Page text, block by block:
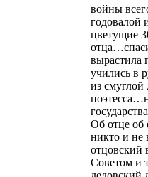
войны
годовалой
цветущие
вырастила
учились в
из смуглой
Об отце
никто и
Советом и